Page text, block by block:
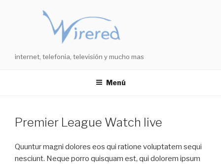
internet, telefonia, televisión y mucho mas
Menú
Premier League Watch live
Quuntur magni dolores eos qui ratione voluptatem sequi
nesciunt. Neque porro quisquam est, qui dolorem ipsum